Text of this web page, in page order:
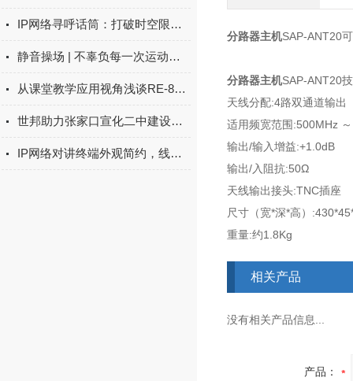
IP网络寻呼话筒：打破时空限制的新型通讯工具
静音操场 | 不辜负每一次运动的声音，不打扰每一份安静的生活
从课堂教学应用视角浅谈RE-86BB电子白板
世邦助力张家口宣化二中建设高质量智慧校园
IP网络对讲终端外观简约，线条优美
分路器主机SAP-ANT20
分路器主机SAP-ANT20
天线分配:4路双通道输出
适用频宽范围:500MHz
输出/输入增益:+1.0dB
输出/入阻抗:50Ω
天线输出接头:TNC插座
尺寸（宽*深*高）
重量:约1.8Kg
相关产品
没有相关产品信息...
产品：